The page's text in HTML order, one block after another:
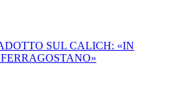
SUL CALICH: «IN